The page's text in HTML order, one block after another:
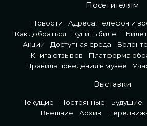
Посетителям
Новости
Адреса, телефон и
Как добраться
Купить билет
Акции
Доступная среда
Книга отзывов
Платформа
Правила поведения в музее
Выставки
Текущие Постоянные Будущие
Внешние
Архив